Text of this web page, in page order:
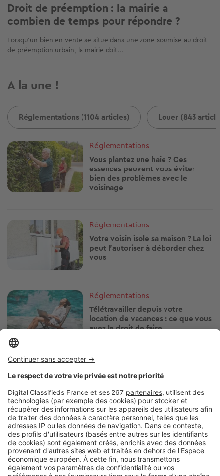
Droit de préemption : la mairie a
combien de temps pour répondre ?
Lorsqu’un bien en vente se situe dans une zone soumise au droit
de préemption urbain, la mairie doit...
A la une !
Réglementations (1104 articles) Louer (843
Image
Réglementations
Vous plantez une haie ? Ces
essences peuvent vous éviter
bien des problèmes avec le
voisinage
Réglementations
Votre voisin isole sa maison ? La loi
peut l'autoriser à déborder chez
vous
Image
Réglementations
Télétravailler depuis votre
location de vacances : ce que vous
avez le droit de faire
Image
Réglementations
Travaux le dimanche : ce que
votre voisin a le droit de faire… ou
non
Image
Réglementations
Vous pouvez prêter votre
logement gratuitement, mais
vérifiez d'abord ces points